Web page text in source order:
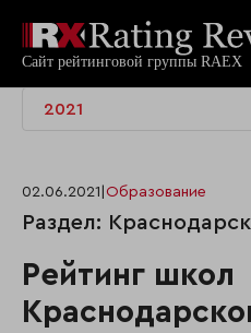
2021
02.06.2021 Образование
Раздел:
Рейтинг школ